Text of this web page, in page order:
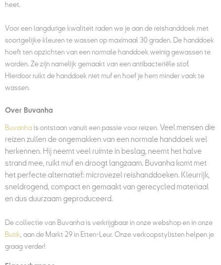
heet.
Voor een langdurige kwaliteit raden we je aan de reishanddoek met
soortgelijke kleuren te wassen op maximaal 30 graden. De handdoek
hoeft ten opzichten van een normale handdoek weinig gewassen te
worden. Ze zijn namelijk gemaakt van een antibacteriële stof.
Hierdoor ruikt de handdoek niet muf en hoef je hem minder vaak te
wassen.
Over Buvanha
Buvanhais ontstaan vanuit een passie voor reizen. Veel mensen die
reizen zullen de ongemakken van een normale handdoek wel
herkennen. Hij neemt veel ruimte in beslag, neemt het halve
strand mee, ruikt muf en droogt langzaam. Buvanha komt met
het perfecte alternatief: microvezel reishanddoeken. Kleurrijk,
sneldrogend, compact en gemaakt van gerecycled materiaal
en dus duurzaam geproduceerd.
De collectie van Buvanha is verkrijgbaar in onze webshop en in onze
Butik , aan de Markt 29 in Etten-Leur. Onze verkoopstylisten helpen je
graag verder!